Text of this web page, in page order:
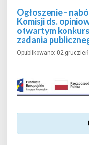
Ogłoszenie -
Komisji ds.
otwartym
zadania
Opublikowano: 02